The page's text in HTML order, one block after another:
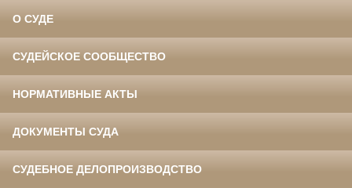
О СУДЕ
СУДЕЙСКОЕ СООБЩЕСТВО
НОРМАТИВНЫЕ АКТЫ
ДОКУМЕНТЫ СУДА
СУДЕБНОЕ ДЕЛОПРОИЗВОДСТВО